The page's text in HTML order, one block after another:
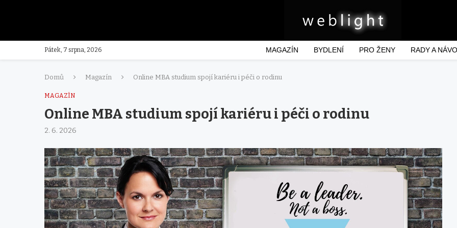
Pátek, 7 srpna, 2026 MAGAZÍN BYDLENÍ PRO ŽENY RADY A
Domů Magazín Online MBA studium spojí kariéru i péči o rodinu
MAGAZÍN
Online MBA studium spojí kariéru i péči o rodinu
2. 6. 2026